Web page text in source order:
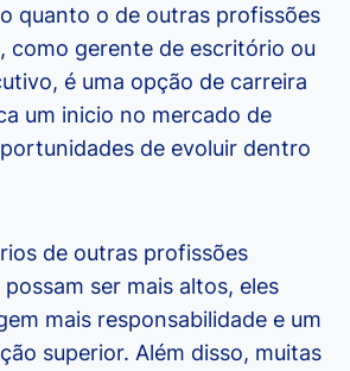
quanto o de outras profissões
como gerente de escritório ou
é uma opção de carreira
um inicio no mercado de
de evoluir dentro
de outras profissões
ser mais altos, eles
mais responsabilidade e um
superior. Além disso, muitas